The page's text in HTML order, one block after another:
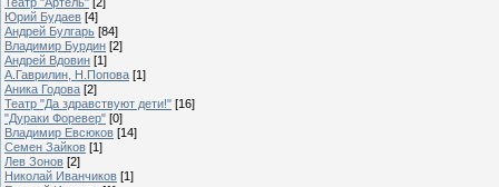
Юрий Будаев [4]
Андрей Булгарь [84]
Владимир Бурдин [2]
Андрей Вдовин [1]
А.Гаврилин, Н.Попова [1]
Аника Годова [2]
Театр "Да здравствуют дети!" [16]
"Дураки Форевер" [0]
Владимир Евсюков [14]
Семен Зайков [1]
Лев Зонов [2]
Николай Иванчиков [1]